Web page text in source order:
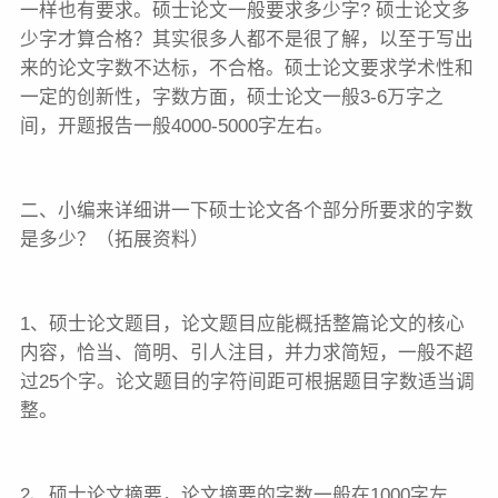
一样也有要求。硕士论文一般要求多少字? 硕士论文多
少字才算合格？其实很多人都不是很了解，以至于写出
来的论文字数不达标，不合格。硕士论文要求学术性和
一定的创新性，字数方面，硕士论文一般3-6万字之
间，开题报告一般4000-5000字左右。
二、小编来详细讲一下硕士论文各个部分所要求的字数
是多少？（拓展资料）
1、硕士论文题目，论文题目应能概括整篇论文的核心
内容，恰当、简明、引人注目，并力求简短，一般不超
过25个字。论文题目的字符间距可根据题目字数适当调
整。